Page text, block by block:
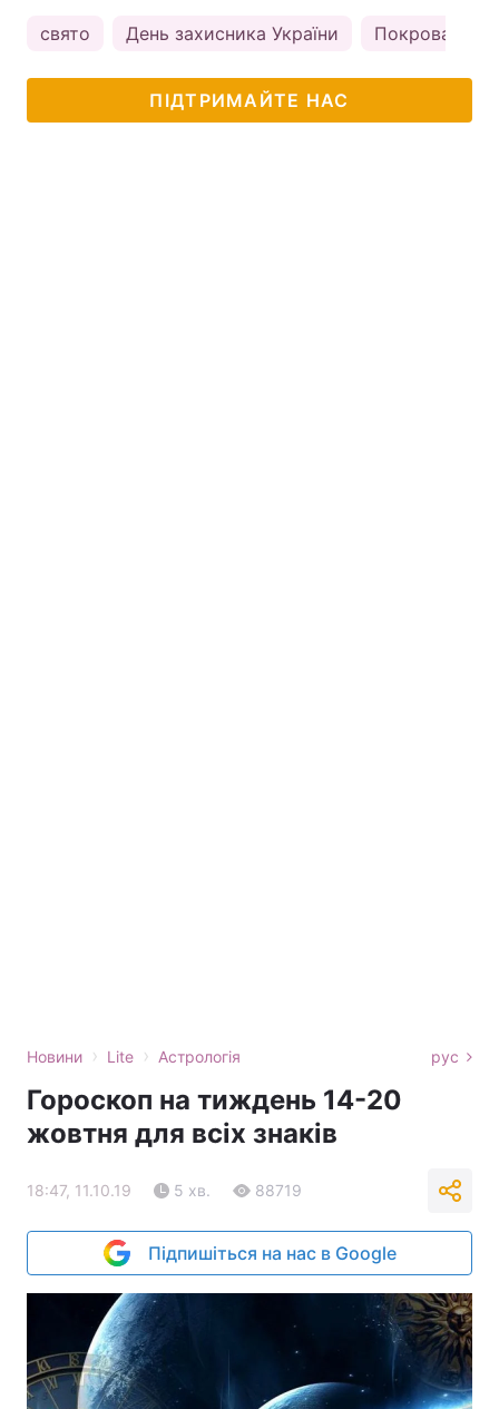
свято День захисника України Покрова
ПІДТРИМАЙТЕ НАС
Новини › Lite › Астрологія рус
Гороскоп на тиждень 14-20
жовтня для всіх знаків
18:47, 11.10.19 5 хв. 88719
Підпишіться на нас в Google